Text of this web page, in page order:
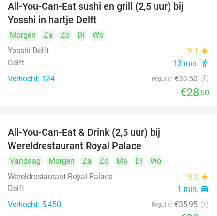
All-You-Can-Eat sushi en grill (2,5 uur) bij
Yosshi in hartje Delft
Morgen Za Zo Di
Wo
Yosshi Delft
9.1 star
Delft 13 min. directions_walk
Verkocht: 124 Regulier €33,50
€28,50
All-You-Can-Eat & Drink (2,5 uur) bij
Wereldrestaurant Royal Palace
Vandaag Morgen Za Zo Ma Di
Wo
Wereldrestaurant Royal Palace
9.0 star
Delft 1 min. directions_car
Verkocht: 5.450 Regulier €35,95